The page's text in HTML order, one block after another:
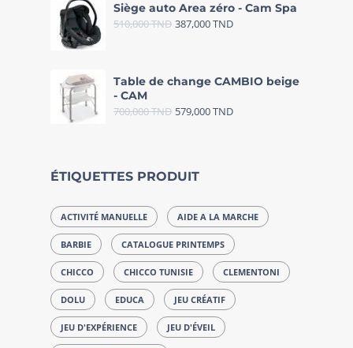
Siège auto Area zéro - Cam Spa
510,000TND 387,000TND
Table de change CAMBIO beige
- CAM
700,000TND 579,000TND
ÉTIQUETTES PRODUIT
ACTIVITÉ MANUELLE AIDE A LA MARCHE
BARBIE CATALOGUE PRINTEMPS
CHICCO CHICCO TUNISIE CLEMENTONI
DOLU EDUCA JEU CRÉATIF
JEU D'EXPÉRIENCE JEU D'ÉVEIL